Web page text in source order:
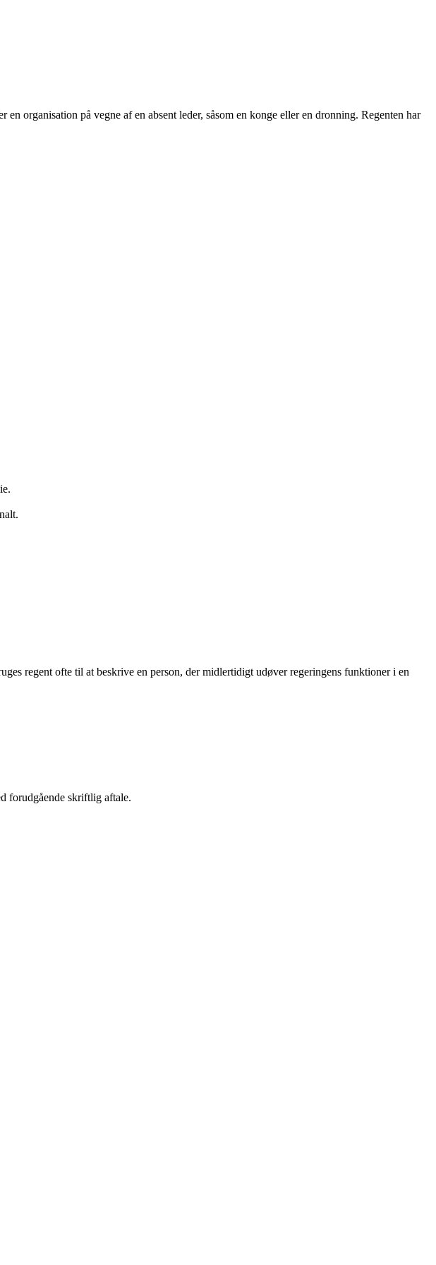
organisation på vegne af en absent leder, såsom en konge eller en dronning. Regenten har
regent ofte til at beskrive en person, der midlertidigt udøver regeringens funktioner i en
forudgående skriftlig aftale.